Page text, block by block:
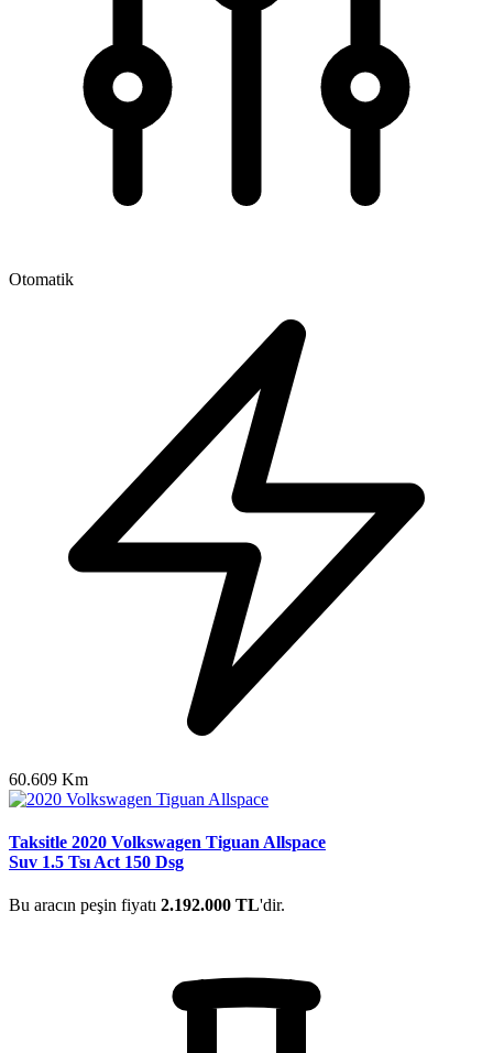
Otomatik
60.609 Km
Taksitle 2020 Volkswagen Tiguan Allspace
Suv 1.5 Tsı Act 150 Dsg
Bu aracın peşin fiyatı 2.192.000 TL'dir.